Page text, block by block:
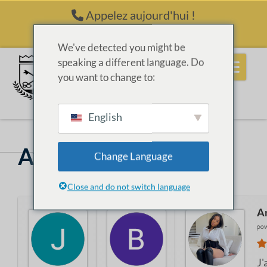
Passer au contenuAppelez aujourd'hui !
Avis récents
Jean Ray
Je suis venu en tant que
Bria Lee
J'ai emmené mon
We've detected you might be
speaking a different language. Do
you want to change to:
English
Change Language
Close and do not switch language